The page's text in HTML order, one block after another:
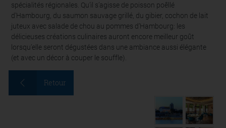
spécialités régionales. Qu’il s’agisse de poisson poêllé
d’Hambourg, du saumon sauvage grillé, du gibier, cochon de lait
juteux avec salade de chou au pommes d’Hambourg: les
délicieuses créations culinaires auront encore meilleur goût
lorsqu’elle seront dégustées dans une ambiance aussi élégante
(et avec un décor à couper le souffle).
Retour